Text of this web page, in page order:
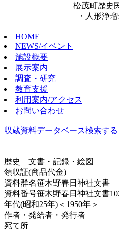
松茂町歴史
・人形浄
HOME
NEWS/イベント
施設概要
展示案内
調査・研究
教育支援
利用案内/アクセス
お問い合わせ
収蔵資料データベース検索する
歴史
文書・記録・絵図
領収証(商品代金)
資料群名笹木野春日神社文書
資料番号笹木野春日神社文書
年代(昭和25年)＜1950年＞
作者・発給者・発行者
宛て所